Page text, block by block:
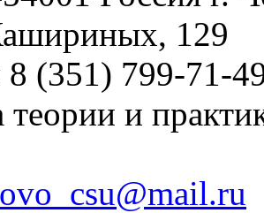
129
(351) 799-71-
теории и